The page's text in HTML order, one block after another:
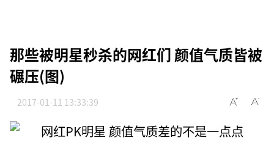
那些被明星秒杀的网红们 颜值气质皆被
碾压(图)
2017-01-11 13:33:39